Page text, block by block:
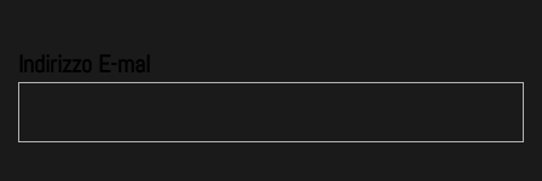
Indirizzo E-mal